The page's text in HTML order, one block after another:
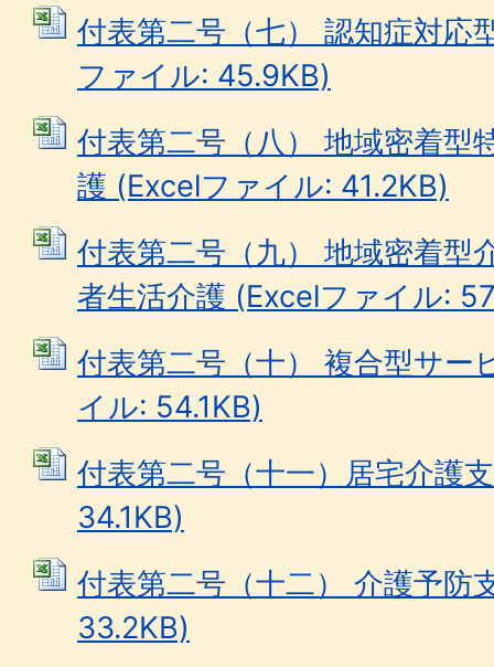
付表第二号（七） 認知症対応
ファイル: 45.9KB)
付表第二号（八） 地域密着型
護 (Excelファイル: 41.2KB)
付表第二号（九） 地域密着型
者生活介護 (Excelファイル:
付表第二号（十） 複合型サー
イル: 54.1KB)
付表第二号（十一）居宅介護
34.1KB)
付表第二号（十二） 介護予防
33.2KB)